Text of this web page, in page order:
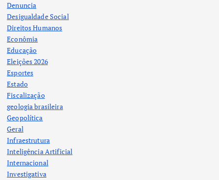
Denuncia
Desigualdade Social
Direitos Humanos
Econômia
Educação
Eleições 2026
Esportes
Estado
Fiscalização
geologia brasileira
Geopolítica
Geral
Infraestrutura
Inteligência Artificial
Internacional
Investigativa